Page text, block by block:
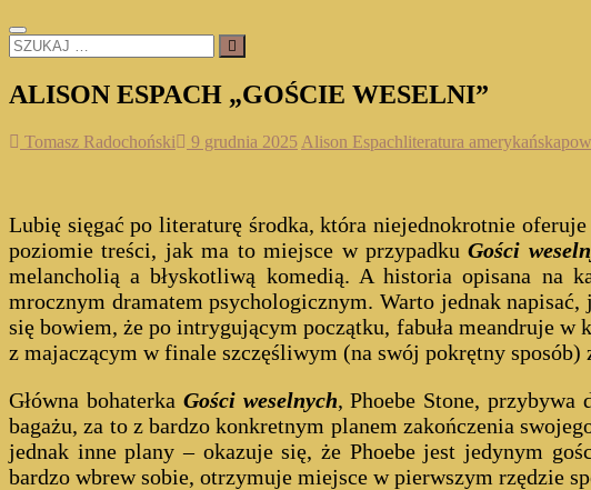
SZUKAJ
…
ALISON ESPACH „GOŚCIE WESELNI”
Tomasz Radochoński 9 grudnia 2025 Alison Espachliteratura amerykańska
Lubię sięgać po literaturę środka, która niejednokrotnie
poziomie treści, jak ma to miejsce w przypadku Gości
melancholią a błyskotliwą komedią. A historia opisana na
mrocznym dramatem psychologicznym. Warto jednak
się bowiem, że po intrygującym początku, fabuła meandruje
z majaczącym w finale szczęśliwym (na swój pokrętny sposób)
Główna bohaterka Gości weselnych, Phoebe Stone,
bagażu, za to z bardzo konkretnym planem zakończenia
jednak inne plany – okazuje się, że Phoebe jest jedynym
bardzo wbrew sobie, otrzymuje miejsce w pierwszym rzędzie